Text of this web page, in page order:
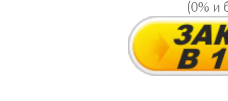
(0% и